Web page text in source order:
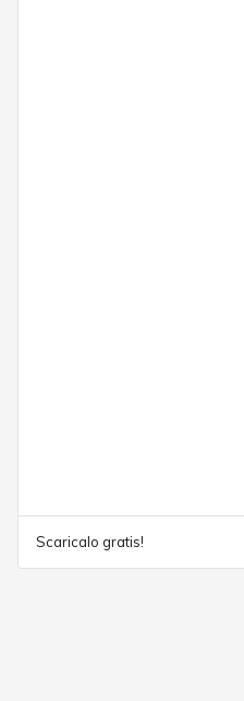
Scaricalo gratis!